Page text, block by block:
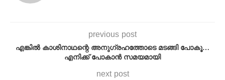
previous post
എങ്കിൽ കാശിനാഥന്റെ അനുഗ്രഹത്തോടെ മടങ്ങി പോകൂ…
എനിക്ക് പോകാൻ സമയമായി
next post